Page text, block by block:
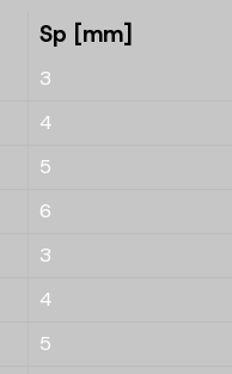
Sp [mm]
3
4
5
6
3
4
5